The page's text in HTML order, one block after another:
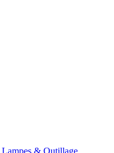
Lampes & Outillage